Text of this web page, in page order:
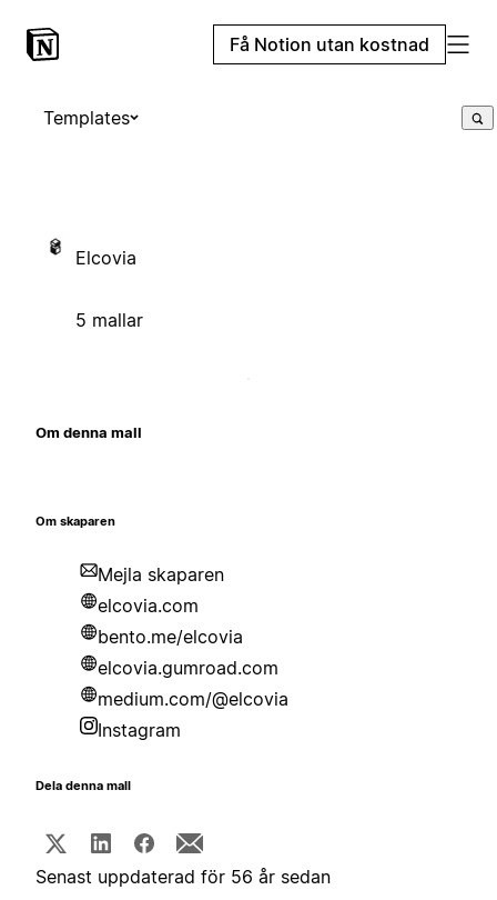
Få Notion utan kostnad
Templates
Elcovia
5 mallar
Om denna mall
Om skaparen
Mejla skaparen
elcovia.com
bento.me/elcovia
elcovia.gumroad.com
medium.com/@elcovia
Instagram
Dela denna mall
Senast uppdaterad för 56 år sedan